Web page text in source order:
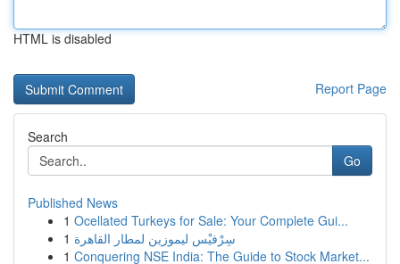
HTML is disabled
Report Page
Search
Go
Published News
1 Ocellated Turkeys for Sale: Your Complete Gui...
1 سِرْفيْس ليموزين لمطار القاهرة
1 Conquering NSE India: The Guide to Stock Market...